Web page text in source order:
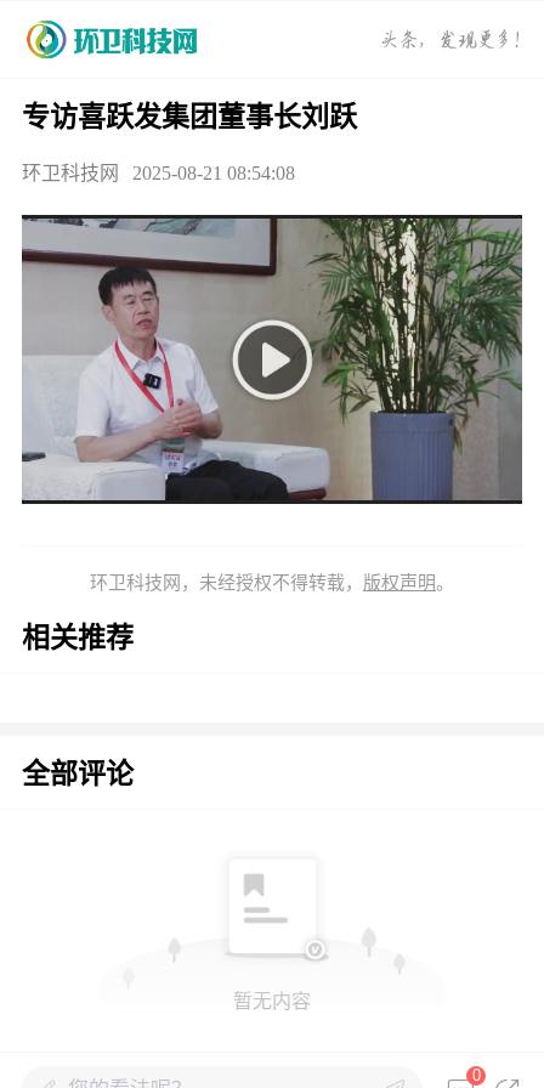
专访喜跃发集团董事长刘跃
环卫科技网 2025-08-21 08:54:08
环卫科技网，未经授权不得转载， 版权声明。
相关推荐
全部评论
暂无内容
0